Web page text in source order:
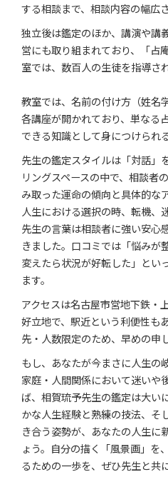
する相談まで、相談内容の幅広
独立後は鑑定のほか、講演や講
営にも取り組まれており、「占
室では、数百人の生徒を指導さ
教室では、名前の付け方（姓名
各講座が開かれており、単なる
できる知識として身につけられ
先生の鑑定スタイルは「対話」
リングスペースの中で、相談者
み取った運命の傾向と具体的な
人生における選択の時、転機、
先生の言葉は相談者に強い安心
きました。口コミでは「悩みが
変えたら状況が好転した」とい
ます。
アクセスは名古屋市営地下鉄・
好立地で、駅近という利便性も
先・人数限定のため、早めの申
もし、あなたが今まさに人生の
家庭・人間関係において迷いや
ば、相賀琉予先生の鑑定は大い
かな人生経験と熟練の技法、そ
き合う姿勢が、あなたの人生に
ょう。自分の描く「風景画」を
るための一歩を、ぜひ先生と共